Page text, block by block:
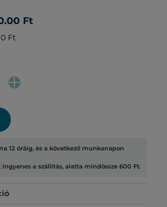
Ft
Ft
12 óráig, és a következő munkanapon
a szállítás, alatta mindössze 600 Ft.